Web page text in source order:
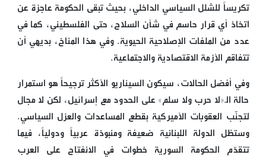
تكريساً للشلل السياسي الداخلي، بحيث تبقى الحكومة عاجزة عن
اتخاذ أي قرار حاسم في شأن السلاح، حتى الفلسطيني، كما في
عدد من الملفات الإصلاحية الحيوية. وفي هذا المناخ، بديهي أن
تتفاقم الأزمة الاقتصادية والاجتماعية.
وفي أفضل الحالات، سيكون السيناريو الأكثر ترجيحاً هو استمرار
حالة الـ«لا حرب ولا سلم» على الحدود مع إسرائيل، لكن لا مجال
لتجنّب العقوبات الأميركية بقطع المساعدات والعزل السياسي.
وستظل الدولة اللبنانية ضعيفة ومنبوذة عربياً ودولياً، فيما
تتقدّم الحكومة السورية خطوات في الانفتاح على العرب